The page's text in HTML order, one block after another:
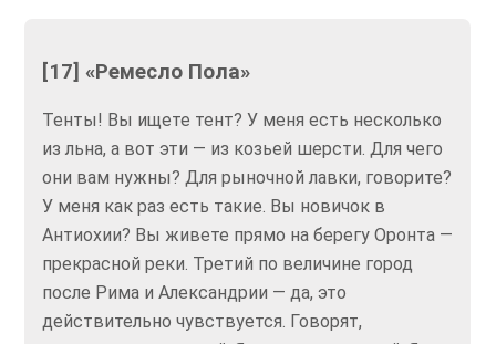
[17] «Ремесло Пола»
Тенты! Вы ищете тент? У меня есть несколько
из льна, а вот эти — из козьей шерсти. Для чего
они вам нужны? Для рыночной лавки, говорите?
У меня как раз есть такие. Вы новичок в
Антиохии? Вы живете прямо на берегу Оронта —
прекрасной реки. Третий по величине город
после Рима и Александрии — да, это
действительно чувствуется. Говорят,